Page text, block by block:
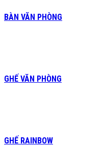
BÀN VĂN PHÒNG
GHẾ VĂN PHÒNG
GHẾ RAINBOW